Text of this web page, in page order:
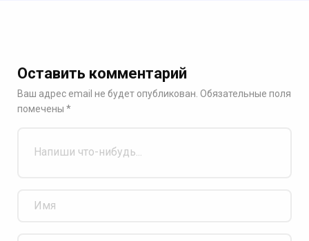
Оставить комментарий
Ваш адрес email не будет опубликован. Обязательные поля
помечены *